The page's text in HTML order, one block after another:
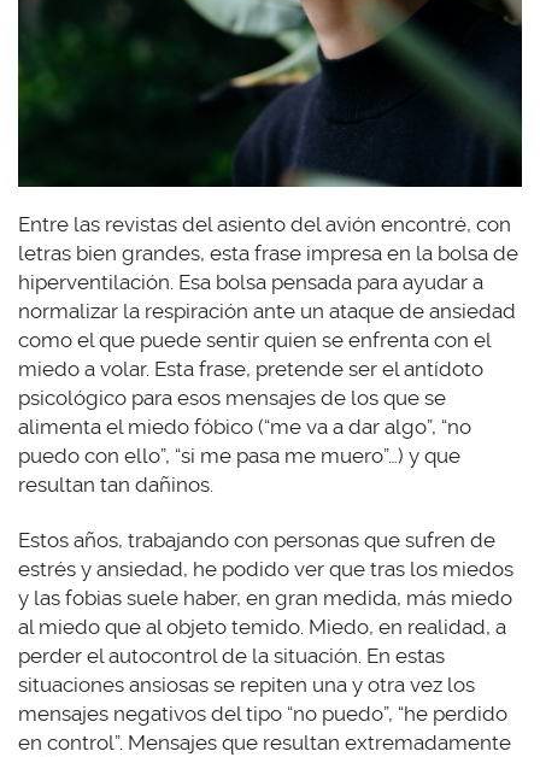
Entre las revistas del asiento del avión encontré, con
letras bien grandes, esta frase impresa en la bolsa de
hiperventilación. Esa bolsa pensada para ayudar a
normalizar la respiración ante un ataque de ansiedad
como el que puede sentir quien se enfrenta con el
miedo a volar. Esta frase, pretende ser el antídoto
psicológico para esos mensajes de los que se
alimenta el miedo fóbico (“me va a dar algo”, “no
puedo con ello”, “si me pasa me muero”…) y que
resultan tan dañinos.
Estos años, trabajando con personas que sufren de
estrés y ansiedad, he podido ver que tras los miedos
y las fobias suele haber, en gran medida, más miedo
al miedo que al objeto temido. Miedo, en realidad, a
perder el autocontrol de la situación. En estas
situaciones ansiosas se repiten una y otra vez los
mensajes negativos del tipo “no puedo”, “he perdido
en control”. Mensajes que resultan extremadamente